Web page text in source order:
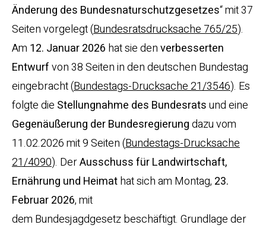
Änderung des Bundesnaturschutzgesetzes“ mit 37
Seiten vorgelegt (Bundesratsdrucksache 765/25).
Am 12. Januar 2026 hat sie denverbesserten
Entwurfvon 38 Seiten in den deutschen Bundestag
eingebracht (Bundestags-Drucksache 21/3546). Es
folgte die Stellungnahme des Bundesratsund eine
Gegenäußerung der Bundesregierungdazu vom
11.02.2026 mit 9 Seiten (Bundestags-Drucksache
21/4090). DerAusschuss für Landwirtschaft,
Ernährung und Heimathat sich am Montag, 23.
Februar 2026, mit
dem Bundesjagdgesetz beschäftigt. Grundlage der